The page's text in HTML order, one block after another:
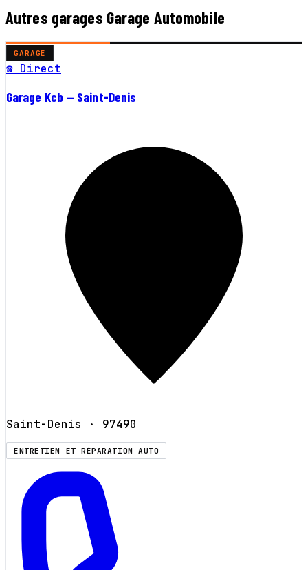
Autres garages Garage Automobile
GARAGE
☎ Direct
Garage Kcb — Saint-Denis
Saint-Denis · 97490
ENTRETIEN ET RÉPARATION AUTO